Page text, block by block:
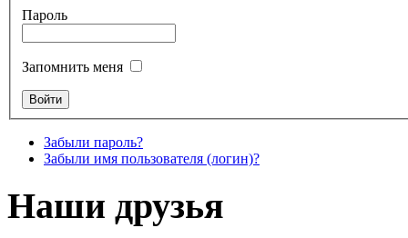
Пароль
Запомнить меня
Забыли пароль?
Забыли имя пользователя (логин)?
Наши друзья